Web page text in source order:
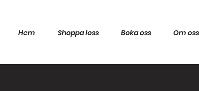
Hem Shoppa loss Boka oss Om oss